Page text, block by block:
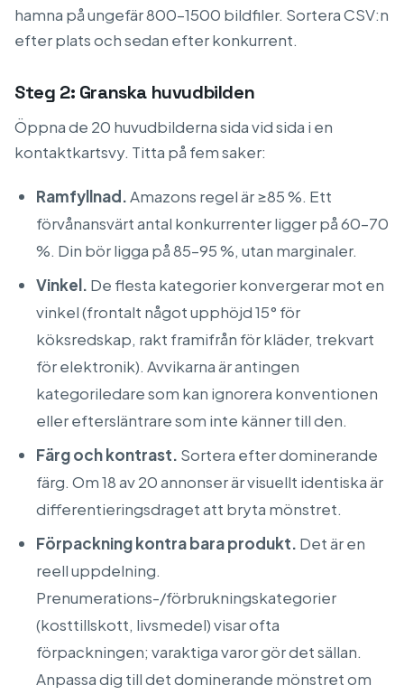
hamna på ungefär 800–1500 bildfiler. Sortera CSV:n
efter plats och sedan efter konkurrent.
Steg 2: Granska huvudbilden
Öppna de 20 huvudbilderna sida vid sida i en
kontaktkartsvy. Titta på fem saker:
Ramfyllnad.Amazons regel är ≥85 %. Ett
förvånansvärt antal konkurrenter ligger på 60–70
%. Din bör ligga på 85–95 %, utan marginaler.
Vinkel. De flesta kategorier konvergerar mot en
vinkel (frontalt något upphöjd 15° för
köksredskap, rakt framifrån för kläder, trekvart
för elektronik). Avvikarna är antingen
kategoriledare som kan ignorera konventionen
eller eftersläntrare som inte känner till den.
Färg och kontrast. Sortera efter dominerande
färg. Om 18 av 20 annonser är visuellt identiska är
differentieringsdraget att bryta mönstret.
Förpackning kontra bara produkt. Det är en
reell uppdelning.
Prenumerations-/förbrukningskategorier
(kosttillskott, livsmedel) visar ofta
förpackningen; varaktiga varor gör det sällan.
Anpassa dig till det dominerande mönstret om